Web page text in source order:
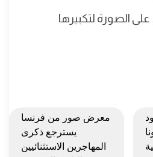
الصورة لتكبيرها
معرض صور من فرنسا
يسترجع ذكرى
المهاجرين الاستثنائيين